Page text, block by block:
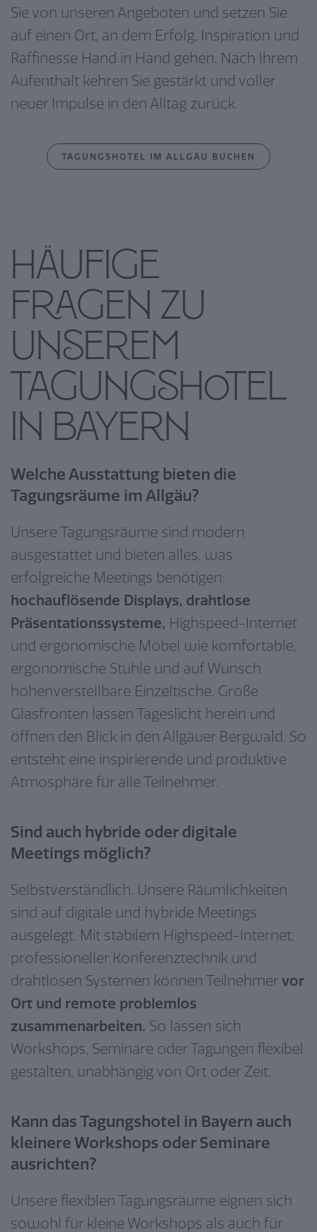
Sie von unseren Angeboten und setzen Sie
auf einen Ort, an dem Erfolg, Inspiration und
Raffinesse Hand in Hand gehen. Nach Ihrem
Aufenthalt kehren Sie gestärkt und voller
neuer Impulse in den Alltag zurück.
TAGUNGSHOTEL IM ALLGÄU BUCHEN
Häufige
Fragen zu
unserem
Tagungshotel
in Bayern
Welche Ausstattung bieten die
Tagungsräume im Allgäu?
Unsere Tagungsräume sind modern
ausgestattet und bieten alles, was
erfolgreiche Meetings benötigen:
hochauflösende Displays, drahtlose
Präsentationssysteme, Highspeed-Internet
und ergonomische Möbel wie komfortable,
ergonomische Stühle und auf Wunsch
höhenverstellbare Einzeltische. Große
Glasfronten lassen Tageslicht herein und
öffnen den Blick in den Allgäuer Bergwald. So
entsteht eine inspirierende und produktive
Atmosphäre für alle Teilnehmer.
Sind auch hybride oder digitale
Meetings möglich?
Selbstverständlich. Unsere Räumlichkeiten
sind auf digitale und hybride Meetings
ausgelegt. Mit stabilem Highspeed-Internet,
professioneller Konferenztechnik und
drahtlosen Systemen können Teilnehmer vor
Ort und remote problemlos
zusammenarbeiten. So lassen sich
Workshops, Seminare oder Tagungen flexibel
gestalten, unabhängig von Ort oder Zeit.
Kann das Tagungshotel in Bayern auch
kleinere Workshops oder Seminare
ausrichten?
Unsere flexiblen Tagungsräume eignen sich
sowohl für kleine Workshops als auch für